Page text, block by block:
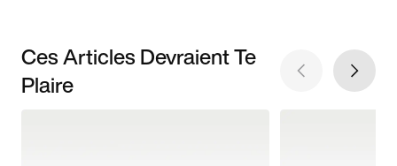
Ces Articles Devraient Te
Plaire